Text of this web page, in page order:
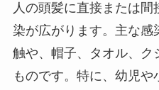
人の頭髪に直接または
染が広がります。​主な感
触や、帽子、タオル、ク
ものです。​特に、幼児